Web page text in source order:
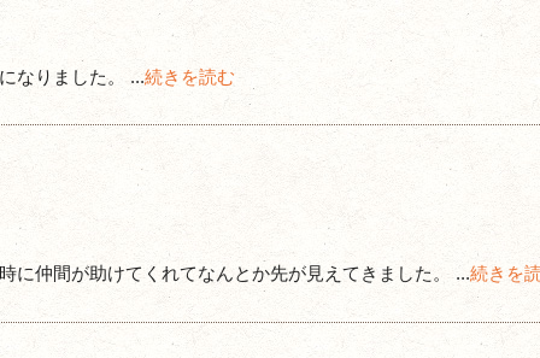
なりました。 ...続きを読む
に仲間が助けてくれてなんとか先が見えてきました。 ...続きを